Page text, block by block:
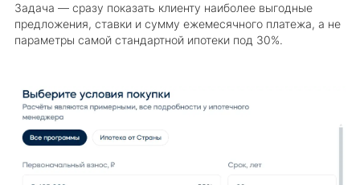
Задача — сразу показать клиенту наиболее выгодные
предложения, ставки и сумму ежемесячного платежа, а не
параметры самой стандартной ипотеки под 30%.